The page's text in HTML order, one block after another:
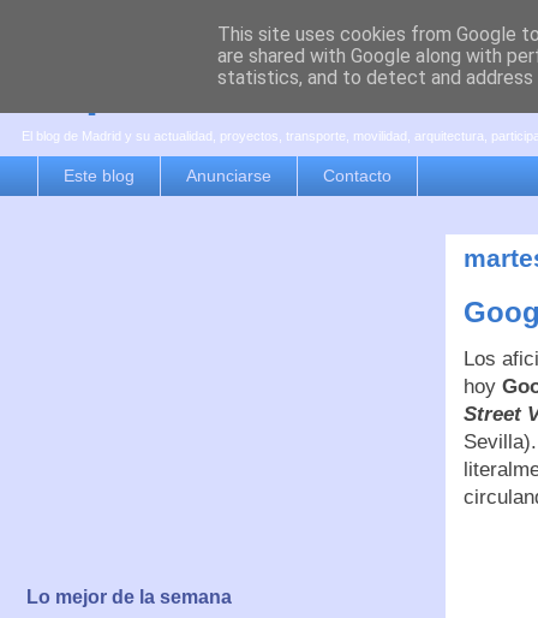
es por madrid
El blog de Madrid y su actualidad, proyectos, transporte, movilidad, arquitectura,
Este blog Anunciarse Contacto
Los
hoy
Street
Lo mejor de la semana
This site uses cookies from Google
are shared with Google along with
statistics, and to detect and address